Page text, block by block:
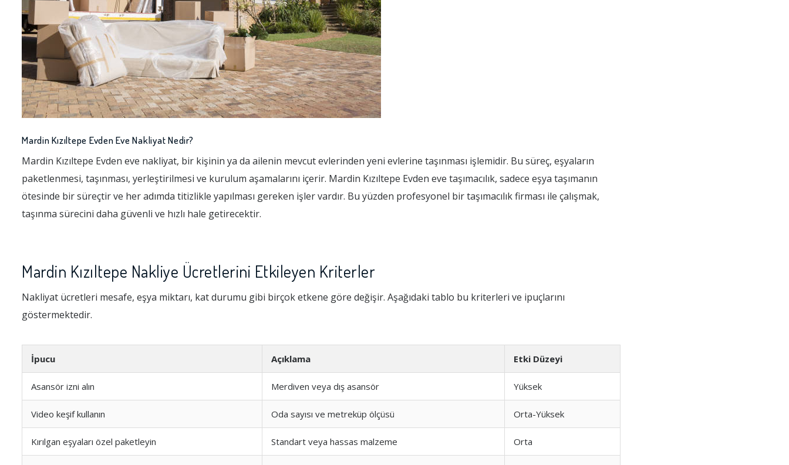
Mardin Kızıltepe Evden Eve Nakliyat Nedir?
Mardin Kızıltepe Evden eve nakliyat, bir kişinin ya da ailenin mevcut evlerinden yeni evlerine taşınması işlemidir. Bu süreç, eşyaların
paketlenmesi, taşınması, yerleştirilmesi ve kurulum aşamalarını içerir. Mardin Kızıltepe Evden eve taşımacılık, sadece eşya taşımanın
ötesinde bir süreçtir ve her adımda titizlikle yapılması gereken işler vardır. Bu yüzden profesyonel bir taşımacılık firması ile çalışmak,
taşınma sürecini daha güvenli ve hızlı hale getirecektir.
Mardin Kızıltepe Nakliye Ücretlerini Etkileyen Kriterler
Nakliyat ücretleri mesafe, eşya miktarı, kat durumu gibi birçok etkene göre değişir. Aşağıdaki tablo bu kriterleri ve ipuçlarını
göstermektedir.
İpucu Açıklama Etki Düzeyi
Asansör izni alın Merdiven veya dış asansör Yüksek
Video keşif kullanın Oda sayısı ve metreküp ölçüsü Orta-Yüksek
Kırılgan eşyaları özel paketleyin Standart veya hassas malzeme Orta